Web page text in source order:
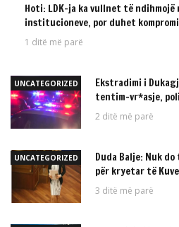
UNCATEGORIZED
Hoti: LDK-ja ka vullnet të ndihmojë
institucioneve, por duhet
1 ditë më parë
UNCATEGORIZED
Ekstradimi i
tentim-vr*asje,
2 ditë më parë
UNCATEGORIZED
Duda Balje: Nuk
për kryetar të
3 ditë më parë